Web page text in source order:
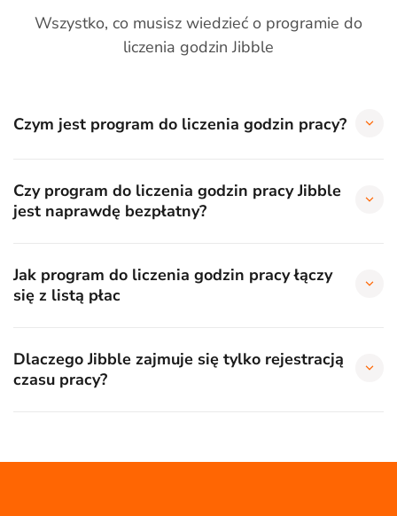
Wszystko, co musisz wiedzieć o programie do
liczenia godzin Jibble
Czym jest program do liczenia godzin pracy?
Czy program do liczenia godzin pracy Jibble
jest naprawdę bezpłatny?
Jak program do liczenia godzin pracy łączy
się z listą płac
Dlaczego Jibble zajmuje się tylko rejestracją
czasu pracy?